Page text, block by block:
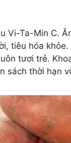
Vi-Ta-Min C.
tiêu hóa
tươi trẻ.
sách thời hạn